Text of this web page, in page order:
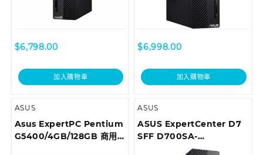
$6,798.00
加入購物車
$6,998.00
加入購物車
ASUS
Asus ExpertPC Pentium
G5400/4GB/128GB 商用
ASUS
ASUS ExpertCenter D7
SFF D700SA-
710700018T Desktop